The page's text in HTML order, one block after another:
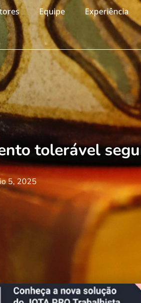
Equipe Experiência
tolerável
5, 2025